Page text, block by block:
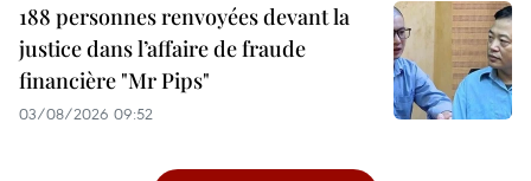
188 personnes renvoyées devant la
justice dans l’affaire de fraude
financière "Mr Pips"
03/08/2026 09:52